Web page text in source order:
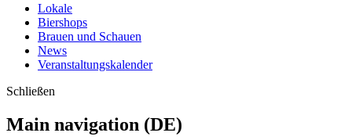
Lokale
Biershops
Brauen und Schauen
News
Veranstaltungskalender
Schließen
Main navigation (DE)